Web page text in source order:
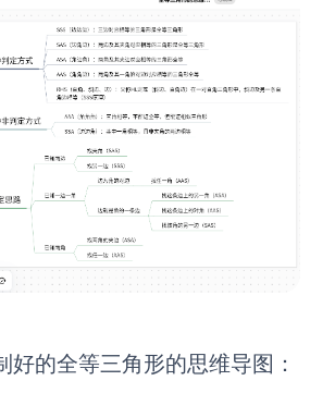
享社区
意灵感与高效协作技巧
好的全等三角形的思维导图：